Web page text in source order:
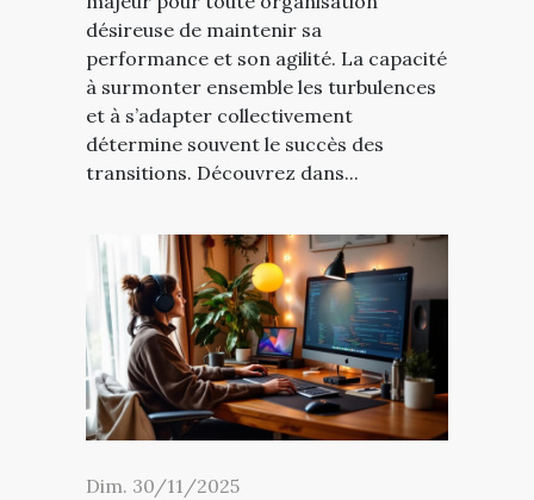
désireuse de maintenir sa
performance et son agilité. La capacité
à surmonter ensemble les turbulences
et à s’adapter collectivement
détermine souvent le succès des
transitions. Découvrez dans...
Dim. 30/11/2025